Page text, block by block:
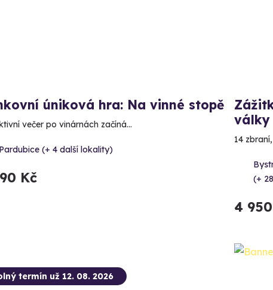
úniková hra: Na vinné stopě
večer po vinárnách začíná…
Pardubice (+ 4 další lokality)
Kč
války
14
(+
4
termín už 12. 08. 2026